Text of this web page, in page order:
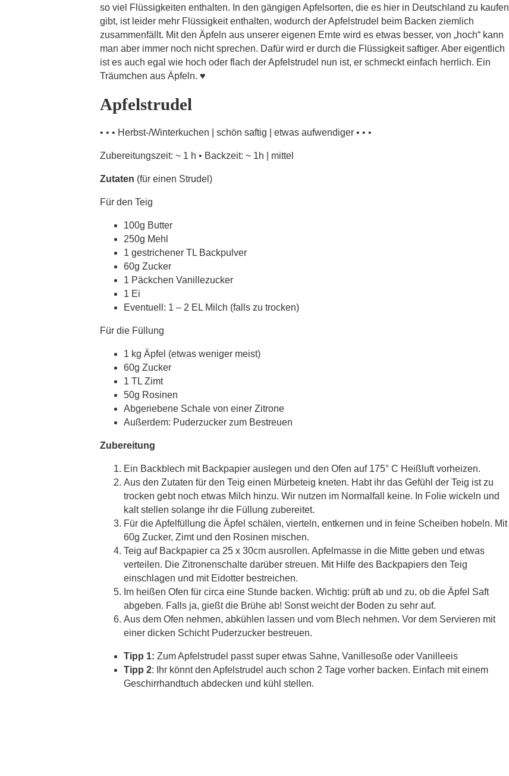
so viel Flüssigkeiten enthalten. In den gängigen Apfelsorten, die es hier in Deutschland zu kaufen
gibt, ist leider mehr Flüssigkeit enthalten, wodurch der Apfelstrudel beim Backen ziemlich
zusammenfällt. Mit den Äpfeln aus unserer eigenen Ernte wird es etwas besser, von „hoch“ kann
man aber immer noch nicht sprechen. Dafür wird er durch die Flüssigkeit saftiger. Aber eigentlich
ist es auch egal wie hoch oder flach der Apfelstrudel nun ist, er schmeckt einfach herrlich. Ein
Träumchen aus Äpfeln. ♥
Apfelstrudel
• • • Herbst-/Winterkuchen | schön saftig | etwas aufwendiger • • •
Zubereitungszeit: ~ 1 h • Backzeit: ~ 1h | mittel
Zutaten (für einen Strudel)
Für den Teig
100g Butter
250g Mehl
1 gestrichener TL Backpulver
60g Zucker
1 Päckchen Vanillezucker
1 Ei
Eventuell: 1 – 2 EL Milch (falls zu trocken)
Für die Füllung
1 kg Äpfel (etwas weniger meist)
60g Zucker
1 TL Zimt
50g Rosinen
Abgeriebene Schale von einer Zitrone
Außerdem: Puderzucker zum Bestreuen
Zubereitung
Ein Backblech mit Backpapier auslegen und den Ofen auf 175° C Heißluft vorheizen.
Aus den Zutaten für den Teig einen Mürbeteig kneten. Habt ihr das Gefühl der Teig ist zu
trocken gebt noch etwas Milch hinzu. Wir nutzen im Normalfall keine. In Folie wickeln und
kalt stellen solange ihr die Füllung zubereitet.
Für die Apfelfüllung die Äpfel schälen, vierteln, entkernen und in feine Scheiben hobeln. Mit
60g Zucker, Zimt und den Rosinen mischen.
Teig auf Backpapier ca 25 x 30cm ausrollen. Apfelmasse in die Mitte geben und etwas
verteilen. Die Zitronenschalte darüber streuen. Mit Hilfe des Backpapiers den Teig
einschlagen und mit Eidotter bestreichen.
Im heißen Ofen für circa eine Stunde backen. Wichtig: prüft ab und zu, ob die Äpfel Saft
abgeben. Falls ja, gießt die Brühe ab! Sonst weicht der Boden zu sehr auf.
Aus dem Ofen nehmen, abkühlen lassen und vom Blech nehmen. Vor dem Servieren mit
einer dicken Schicht Puderzucker bestreuen.
Tipp 1: Zum Apfelstrudel passt super etwas Sahne, Vanillesoße oder Vanilleeis
Tipp 2: Ihr könnt den Apfelstrudel auch schon 2 Tage vorher backen. Einfach mit einem
Geschirrhandtuch abdecken und kühl stellen.